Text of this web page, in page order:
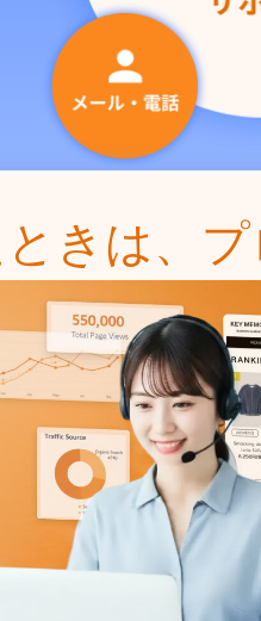
きは、